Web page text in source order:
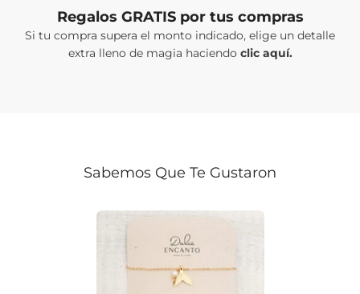
Regalos GRATIS por tus compras
Si tu compra supera el monto indicado, elige un detalle
extra lleno de magia haciendo clic aquí.
Sabemos Que Te Gustaron